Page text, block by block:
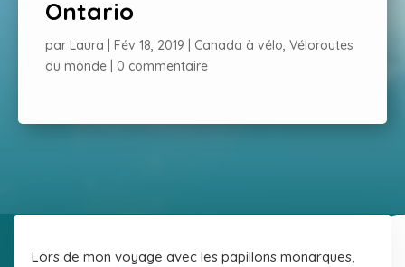
Ontario
par Laura Fév 18, 2019 Canada à vélo, Véloroutes
du monde
0 commentaire
Lors de mon voyage avec les papillons monarques,